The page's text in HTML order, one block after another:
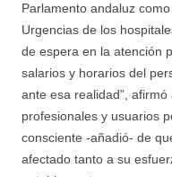
Parlamento andaluz
Urgencias de los
de espera en la atención
salarios y horarios del
ante esa realidad”,
profesionales y usuarios
consciente -añadió- de
afectado tanto a su